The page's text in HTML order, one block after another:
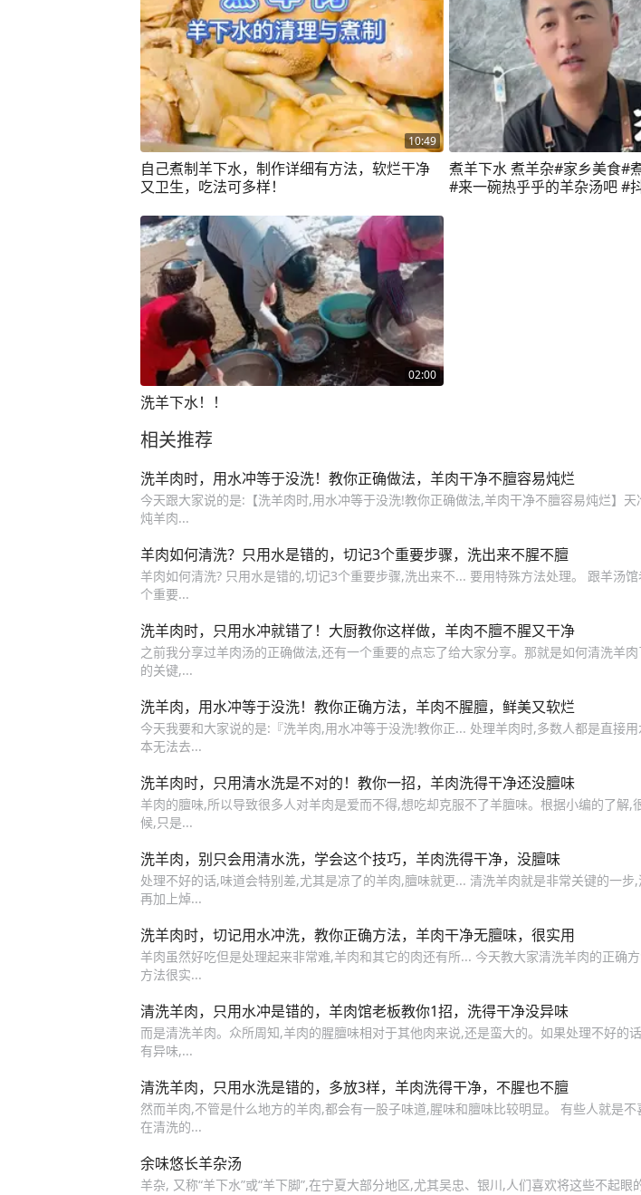
10:49
自己煮制羊下水，制作详细有方法，软烂干净
又卫生，吃法可多样！
煮羊下水 煮羊杂#家乡美食#
#来一碗热乎乎的羊杂汤吧 #
02:00
洗羊下水！！
相关推荐
洗羊肉时，用水冲等于没洗！教你正确做法，羊肉干净不膻容易炖烂
今天跟大家说的是:【洗羊肉时,用水冲等于没洗!教你正确做法,羊肉干净不膻容易炖烂】
炖羊肉...
羊肉如何清洗？只用水是错的，切记3个重要步骤，洗出来不腥不膻
羊肉如何清洗? 只用水是错的,切记3个重要步骤,洗出来不... 要用特殊方法处理。 跟羊汤
个重要...
洗羊肉时，只用水冲就错了！大厨教你这样做，羊肉不膻不腥又干净
之前我分享过羊肉汤的正确做法,还有一个重要的点忘了给大家分享。那就是如何清洗羊
的关键,...
洗羊肉，用水冲等于没洗！教你正确方法，羊肉不腥膻，鲜美又软烂
今天我要和大家说的是:『洗羊肉,用水冲等于没洗!教你正... 处理羊肉时,多数人都是直接
本无法去...
洗羊肉时，只用清水洗是不对的！教你一招，羊肉洗得干净还没膻味
羊肉的膻味,所以导致很多人对羊肉是爱而不得,想吃却克服不了羊膻味。根据小编的了解,
候,只是...
洗羊肉，别只会用清水洗，学会这个技巧，羊肉洗得干净，没膻味
处理不好的话,味道会特别差,尤其是凉了的羊肉,膻味就更... 清洗羊肉就是非常关键的一步
再加上焯...
洗羊肉时，切记用水冲洗，教你正确方法，羊肉干净无膻味，很实用
羊肉虽然好吃但是处理起来非常难,羊肉和其它的肉还有所... 今天教大家清洗羊肉的正确
方法很实...
清洗羊肉，只用水冲是错的，羊肉馆老板教你1招，洗得干净没异味
而是清洗羊肉。众所周知,羊肉的腥膻味相对于其他肉来说,还是蛮大的。如果处理不好的
有异味,...
清洗羊肉，只用水洗是错的，多放3样，羊肉洗得干净，不腥也不膻
然而羊肉,不管是什么地方的羊肉,都会有一股子味道,腥味和膻味比较明显。 有些人就是
在清洗的...
余味悠长羊杂汤
羊杂, 又称“羊下水”或“羊下脚”,在宁夏大部分地区,尤其吴忠、银川,人们喜欢将这些不起眼